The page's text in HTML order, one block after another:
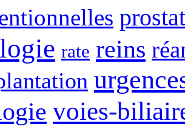
rate reins
voies-